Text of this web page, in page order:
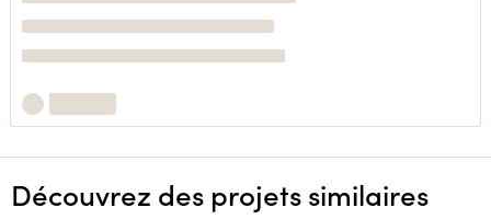
Découvrez des projets similaires